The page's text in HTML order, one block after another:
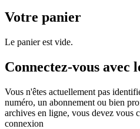
Votre panier
Le panier est vide.
Connectez-vous avec
Vous n'êtes actuellement pas
numéro, un abonnement ou bien
archives en ligne, vous devez vous
connexion